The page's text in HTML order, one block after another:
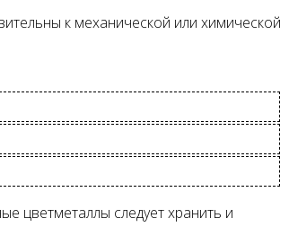
к механической или химической
цветметаллы следует хранить и